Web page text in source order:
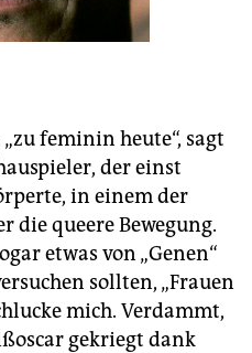
feminin heute“, sagt
der einst
in einem der
die queere Bewegung.
etwas von „Genen“
sollten, „Frauen
mich. Verdammt,
gekriegt dank